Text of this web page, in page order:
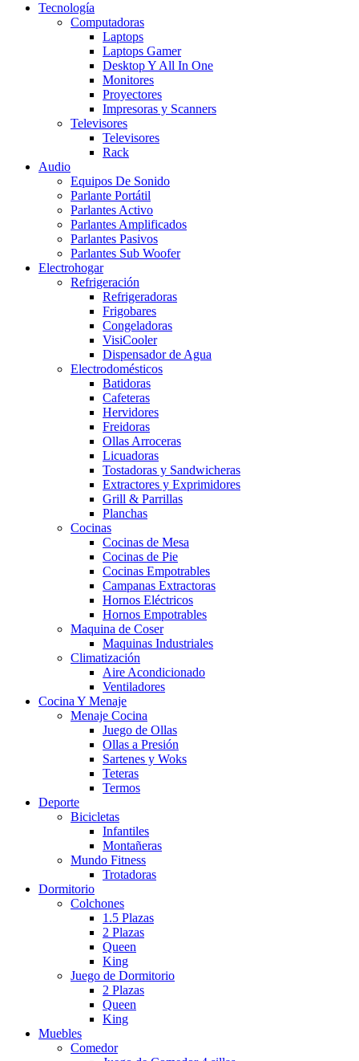
Tecnología
Computadoras
Laptops
Laptops Gamer
Desktop Y All In One
Monitores
Proyectores
Impresoras y Scanners
Televisores
Televisores
Rack
Audio
Equipos De Sonido
Parlante Portátil
Parlantes Activo
Parlantes Amplificados
Parlantes Pasivos
Parlantes Sub Woofer
Electrohogar
Refrigeración
Refrigeradoras
Frigobares
Congeladoras
VisiCooler
Dispensador de Agua
Electrodomésticos
Batidoras
Cafeteras
Hervidores
Freidoras
Ollas Arroceras
Licuadoras
Tostadoras y Sandwicheras
Extractores y Exprimidores
Grill & Parrillas
Planchas
Cocinas
Cocinas de Mesa
Cocinas de Pie
Cocinas Empotrables
Campanas Extractoras
Hornos Eléctricos
Hornos Empotrables
Maquina de Coser
Maquinas Industriales
Climatización
Aire Acondicionado
Ventiladores
Cocina Y Menaje
Menaje Cocina
Juego de Ollas
Ollas a Presión
Sartenes y Woks
Teteras
Termos
Deporte
Bicicletas
Infantiles
Montañeras
Mundo Fitness
Trotadoras
Dormitorio
Colchones
1.5 Plazas
2 Plazas
Queen
King
Juego de Dormitorio
2 Plazas
Queen
King
Muebles
Comedor